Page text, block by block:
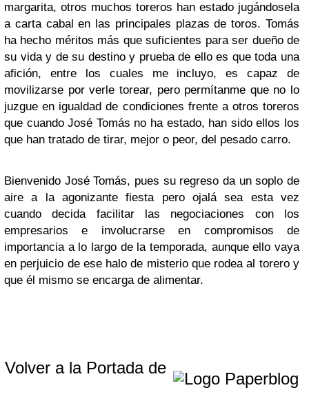
margarita, otros muchos toreros han estado jugándosela
a carta cabal en las principales plazas de toros. Tomás
ha hecho méritos más que suficientes para ser dueño de
su vida y de su destino y prueba de ello es que toda una
afición, entre los cuales me incluyo, es capaz de
movilizarse por verle torear, pero permítanme que no lo
juzgue en igualdad de condiciones frente a otros toreros
que cuando José Tomás no ha estado, han sido ellos los
que han tratado de tirar, mejor o peor, del pesado carro.
Bienvenido José Tomás, pues su regreso da un soplo de
aire a la agonizante fiesta pero ojalá sea esta vez
cuando decida facilitar las negociaciones con los
empresarios e involucrarse en compromisos de
importancia a lo largo de la temporada, aunque ello vaya
en perjuicio de ese halo de misterio que rodea al torero y
que él mismo se encarga de alimentar.
Volver a la Portada de